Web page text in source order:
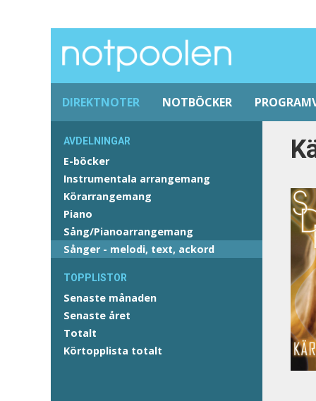
DIREKTNOTER NOTBÖCKER
AVDELNINGAR
E-böcker
Instrumentala arrangemang
Körarrangemang
Piano
Sång/Pianoarrangemang
Sånger - melodi, text, ackord
TOPPLISTOR
Senaste månaden
Senaste året
Totalt
Körtopplista totalt